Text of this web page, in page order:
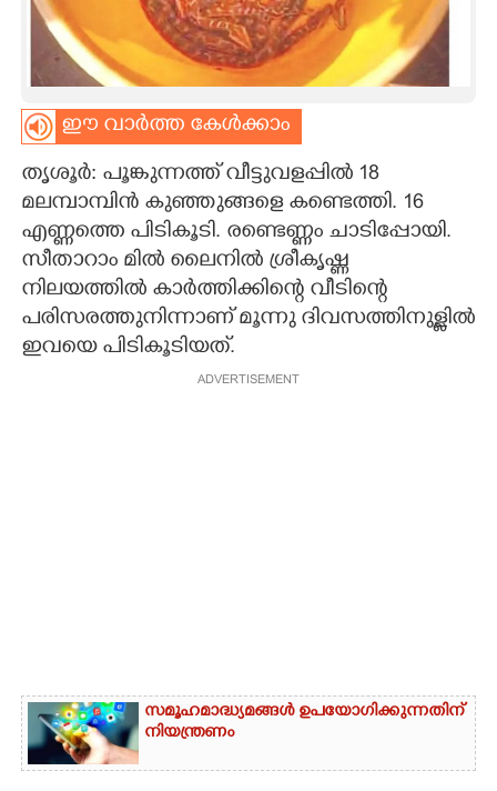
ART
CARTOONS
LITERATURE
ZOOM
CONTACT US
ഈ വാർത്ത കേൾക്കാം
തൃശൂർ: പൂങ്കുന്നത്ത് വീട്ടുവളപ്പിൽ 18
മലമ്പാമ്പിൻ കുഞ്ഞുങ്ങളെ കണ്ടെത്തി. 16
എണ്ണത്തെ പിടികൂടി. രണ്ടെണ്ണം ചാടിപ്പോയി.
സീതാറാം മിൽ ലൈനിൽ ശ്രീകൃഷ്ണ
നിലയത്തിൽ കാർത്തിക്കിന്റെ വീടിന്റെ
പരിസരത്തുനിന്നാണ് മൂന്നു ദിവസത്തിനുള്ളിൽ
ഇവയെ പിടികൂടിയത്.
ADVERTISEMENT
സമൂഹമാദ്ധ്യമങ്ങൾ ഉപയോഗിക്കുന്നതിന്
നിയന്ത്രണം